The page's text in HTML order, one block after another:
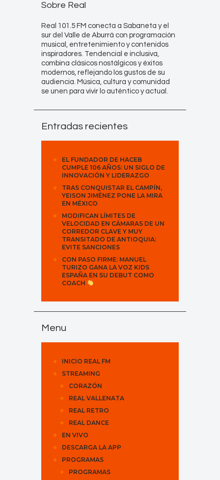
Sobre Real
Real 101.5 FM conecta a Sabaneta y el
sur del Valle de Aburrá con programación
musical, entretenimiento y contenidos
inspiradores. Tendencial e inclusiva,
combina clásicos nostálgicos y éxitos
modernos, reflejando los gustos de su
audiencia. Música, cultura y comunidad
se unen para vivir lo auténtico y actual.
Entradas recientes
EL FUNDADOR DE HACEB
CUMPLE 106 AÑOS: UN SIGLO DE
INNOVACIÓN Y LIDERAZGO
TRAS CONQUISTAR EL CAMPÍN,
YEISON JIMÉNEZ PONE LA MIRA
EN MÉXICO
MODIFICAN LÍMITES DE
VELOCIDAD EN CÁMARAS DE UN
CORREDOR CLAVE Y MUY
TRANSITADO DE ANTIOQUIA:
EVITE SANCIONES
CON PASO FIRME: MANUEL
TURIZO GANA LA VOZ KIDS
ESPAÑA EN SU DEBUT COMO
COACH
Menu
INICIO REAL FM
STREAMING
CORAZÓN
REAL VALLENATA
REAL RETRO
REAL DANCE
EN VIVO
DESCARGA LA APP
PROGRAMAS
PROGRAMAS